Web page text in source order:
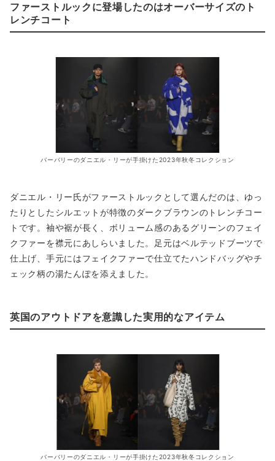
ファーストルックに登場したのはオーバーサイズのト
レンチコート
バーバリーのダニエル・リーが手掛けた2023年秋冬コレクション
ダニエル・リー氏がファーストルックとして選んだのは、ゆっ
たりとしたシルエットが特徴のダークブラウンのトレンチコー
トです。袖や裾が長く、ボリューム感のあるグリーンのフェイ
クファーを襟元にあしらいました。足元はベルテッドブーツで
仕上げ、手元にはフェイクファーで仕立てたハンドバッグやチ
ェック柄の湯たんぽを添えました。
英国のアウトドアを意識した実用的なアイテム
バーバリーのダニエル・リーが手掛けた2023年秋冬コレクション